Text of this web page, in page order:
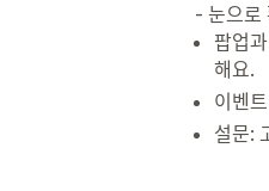
- 눈으로
팝업
해요.
이벤
설문: